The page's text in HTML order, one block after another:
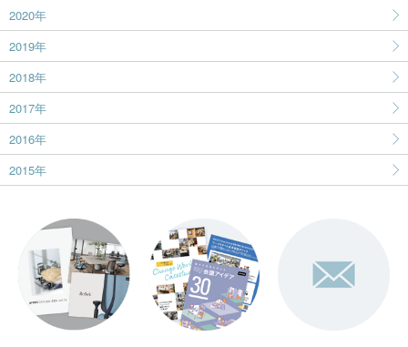
2020年
2019年
2018年
2017年
2016年
2015年